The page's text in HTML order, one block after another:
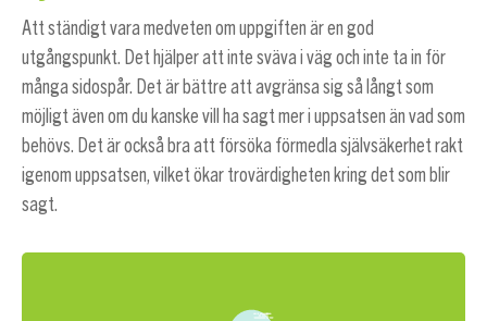
Att ständigt vara medveten om uppgiften är en god
utgångspunkt. Det hjälper att inte sväva i väg och inte ta in för
många sidospår. Det är bättre att avgränsa sig så långt som
möjligt även om du kanske vill ha sagt mer i uppsatsen än vad som
behövs. Det är också bra att försöka förmedla självsäkerhet rakt
igenom uppsatsen, vilket ökar trovärdigheten kring det som blir
sagt.